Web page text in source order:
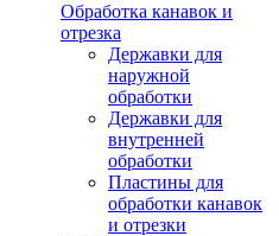
Обработка канавок и
отрезка
Державки для
наружной
обработки
Державки для
внутренней
обработки
Пластины для
обработки канавок
и отрезки